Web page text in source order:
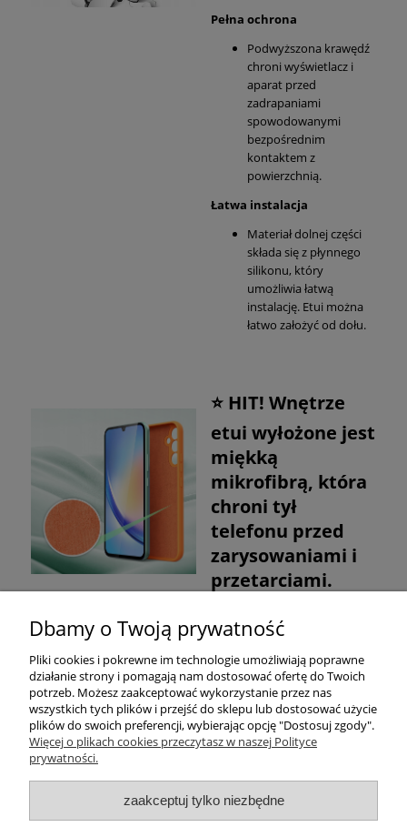
Pełna ochrona
Podwyższona krawędź
chroni wyświetlacz i
aparat przed
zadrapaniami
spowodowanymi
bezpośrednim
kontaktem z
powierzchnią.
Łatwa instalacja
Materiał dolnej części
składa się z płynnego
silikonu, który
umożliwia łatwą
instalację. Etui można
łatwo założyć od dołu.
⭐ HIT! Wnętrze
etui wyłożone jest
miękką
mikrofibrą, która
chroni tył
telefonu przed
zarysowaniami i
przetarciami.
Pomoc
Moje konto
Płatności i dostawa
O nas
Dbamy o Twoją prywatność
Pliki cookies i pokrewne im technologie umożliwiają poprawne
działanie strony i pomagają nam dostosować ofertę do Twoich
potrzeb. Możesz zaakceptować wykorzystanie przez nas
wszystkich tych plików i przejść do sklepu lub dostosować użycie
plików do swoich preferencji, wybierając opcję "Dostosuj zgody".
Więcej o plikach cookies przeczytasz w naszej Polityce
prywatności.
zaakceptuj tylko niezbędne